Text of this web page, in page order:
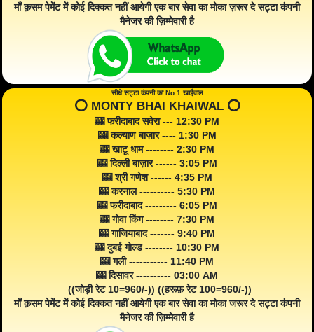
माँ क़सम पेमेंट में कोई दिक्कत नहीं आयेगी एक बार सेवा का मोका ज़रूर दे सट्टा कंपनी
मैनेजर की ज़िम्मेवारी है
सीधे सट्टा कंपनी का No 1 खाईवाल
⭕️ MONTY BHAI KHAIWAL ⭕️
🎰 फरीदाबाद सवेरा --- 12:30 PM
🎰 कल्याण बाज़ार ---- 1:30 PM
🎰 खाटू धाम -------- 2:30 PM
🎰 दिल्ली बाज़ार ------ 3:05 PM
🎰 श्री गणेश ------ 4:35 PM
🎰 करनाल ---------- 5:30 PM
🎰 फरीदाबाद --------- 6:05 PM
🎰 गोवा किंग -------- 7:30 PM
🎰 गाजियाबाद ------- 9:40 PM
🎰 दुबई गोल्ड -------- 10:30 PM
🎰 गली ----------- 11:40 PM
🎰 दिसावर ---------- 03:00 AM
((जोड़ी रेट 10=960/-)) ((हरूफ़ रेट 100=960/-))
माँ क़सम पेमेंट में कोई दिक्कत नहीं आयेगी एक बार सेवा का मोका जरूर दे सट्टा कंपनी
मैनेजर की ज़िम्मेवारी है